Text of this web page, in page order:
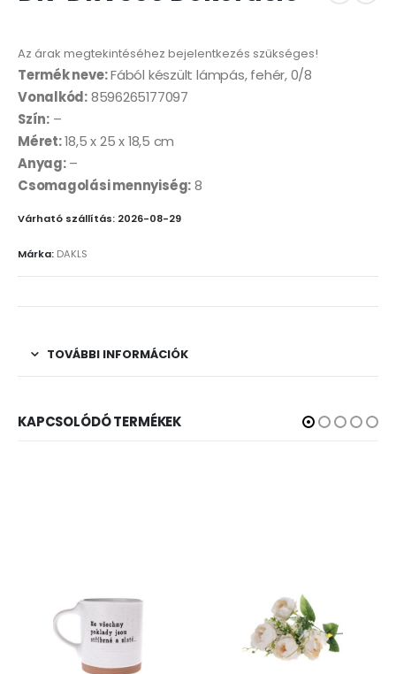
Az árak megtekintéséhez bejelentkezés szükséges!
Termék neve:Fából készült lámpás, fehér, 0/8
Vonalkód:8596265177097
Szín:–
Méret:18,5 x 25 x 18,5 cm
Anyag:–
Csomagolási mennyiség:8
Várható szállítás: 2026-08-29
Márka: DAKLS
TOVÁBBI INFORMÁCIÓK
KAPCSOLÓDÓ TERMÉKEK